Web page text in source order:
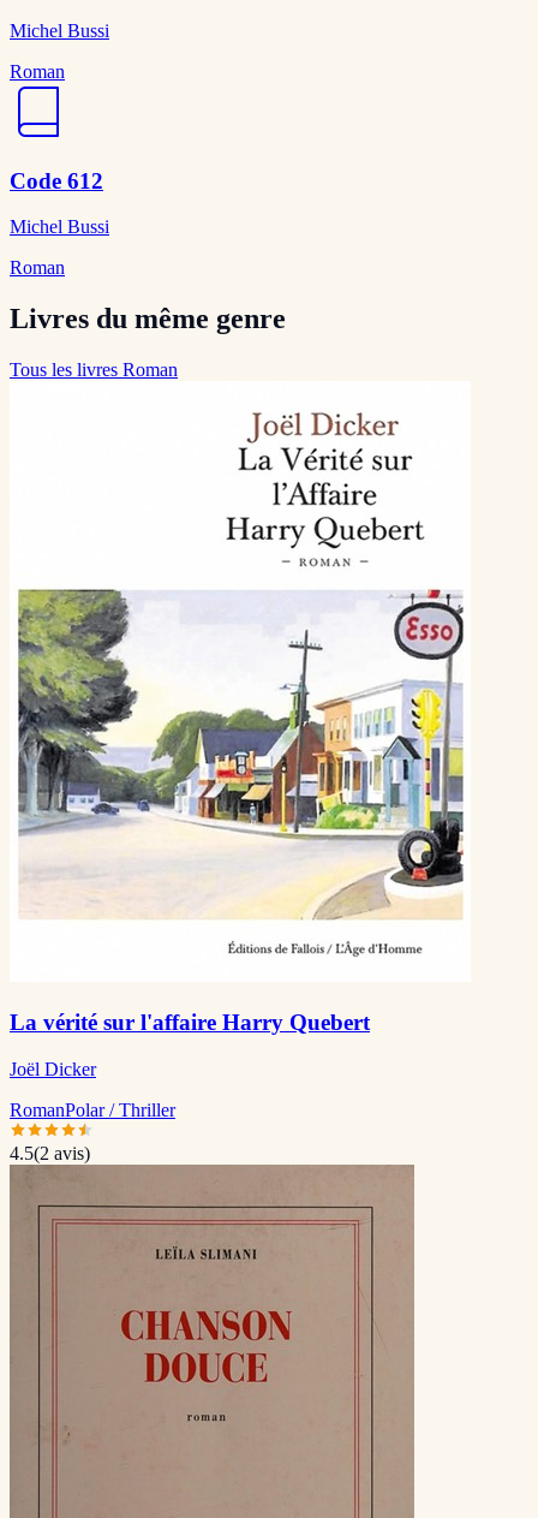
Michel Bussi
Roman
Code 612
Michel Bussi
Roman
Livres du même genre
Tous les livres Roman
La vérité sur l'affaire Harry Quebert
Joël Dicker
RomanPolar / Thriller
4.5(2 avis)